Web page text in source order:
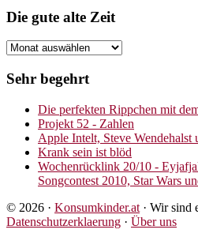
Footer
Die gute alte Zeit
Die
alte
Sehr begehrt
Die perfekten Rippchen mit
Projekt 52 - Zahlen
Apple Intelt, Steve
Krank sein ist blöd
Wochenrücklink 20/10 -
Songcontest 2010, Star Wars
© 2026 · Konsumkinder.at · Wir sind
Datenschutzerklaerung · Über uns